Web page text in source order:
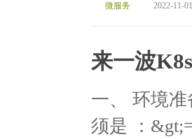
微服务 2022-11-01
来一波
一、 环境
须是 ：